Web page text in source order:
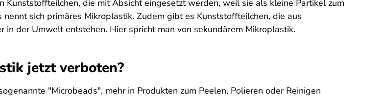
die mit Absicht eingesetzt werden, weil sie als kleine Partikel zum
sich primäres Mikroplastik. Zudem gibt es Kunststoffteilchen, die aus
der Umwelt entstehen. Hier spricht man von sekundärem Mikroplastik.
jetzt verboten?
"Microbeads", mehr in Produkten zum Peelen, Polieren oder Reinigen